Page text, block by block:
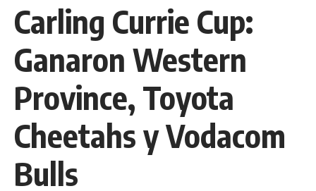
Carling Currie Cup:
Ganaron Western
Province, Toyota
Cheetahs y Vodacom
Bulls